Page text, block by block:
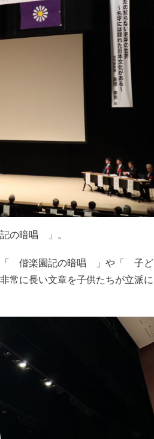
の暗唱 」。
「 偕楽園記の暗唱 」や「 子ど
常に長い文章を子供たちが立派に